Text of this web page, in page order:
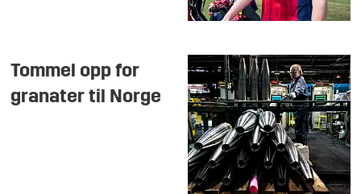
Tommel opp for
granater til Norge